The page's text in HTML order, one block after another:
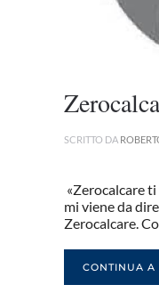
SCRITTO DA
«Zerocalcare ti
mi viene da
Zerocalcare.
CONTINUA A